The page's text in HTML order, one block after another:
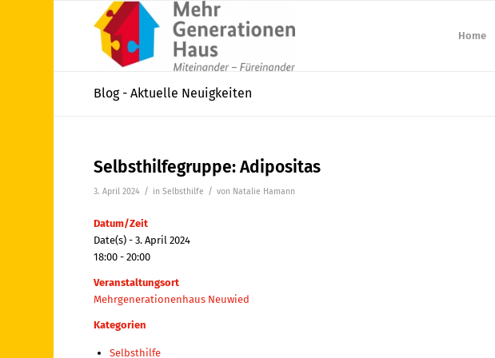
Home
Blog - Aktuelle Neuigkeiten
Selbsthilfegruppe: Adipositas
3. April 2024 / inSelbsthilfe / von Natalie Hamann
Datum/Zeit
Date(s) - 3. April 2024
18:00 - 20:00
Veranstaltungsort
Mehrgenerationenhaus Neuwied
Kategorien
Selbsthilfe